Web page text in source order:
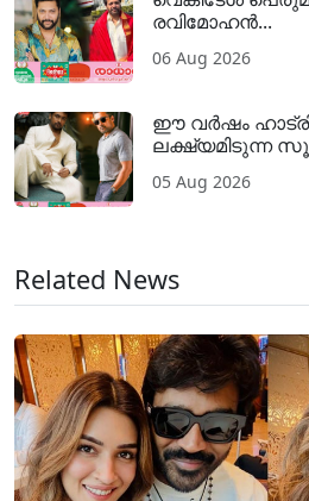
രവിമോഹൻ...
06 Aug 2026
ഈ വർഷം
ലക്ഷ്യമിടുന്ന
05 Aug 2026
Related News